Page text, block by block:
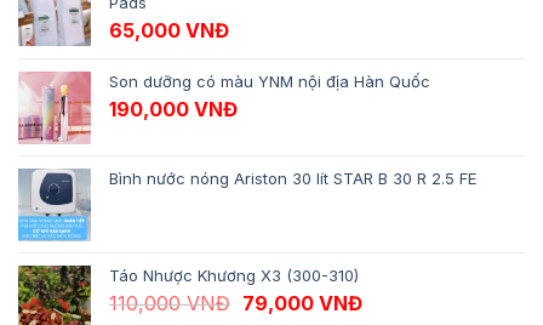
65,000 VNĐ
Son dưỡng có màu YNM nội địa Hàn Quốc
190,000 VNĐ
Bình nước nóng Ariston 30 lít STAR B 30 R 2.5 FE
Táo Nhược Khương X3 (300-310)
110,000VNĐ Giá gốc là: 110,000 VNĐ.
79,000 VNĐGiá hiện tại là: